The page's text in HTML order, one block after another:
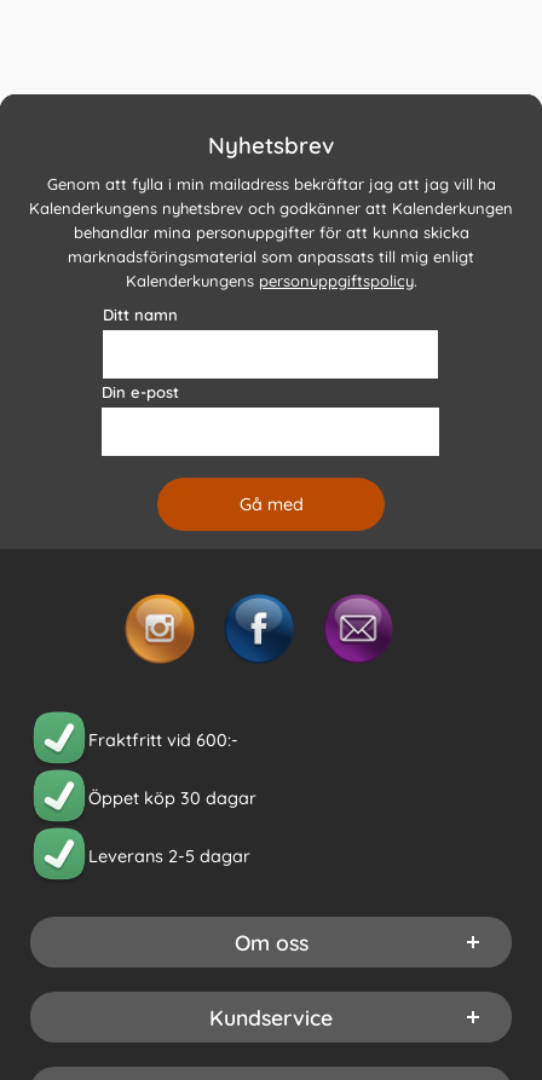
Nyhetsbrev
Genom att fylla i min mailadress bekräftar jag att jag vill ha
Kalenderkungens nyhetsbrev och godkänner att Kalenderkungen
behandlar mina personuppgifter för att kunna skicka
marknadsföringsmaterial som anpassats till mig enligt
Kalenderkungens personuppgiftspolicy.
Ditt namn
Din e-post
Fraktfritt vid 600:-
Öppet köp 30 dagar
Leverans 2-5 dagar
Om oss
Kundservice